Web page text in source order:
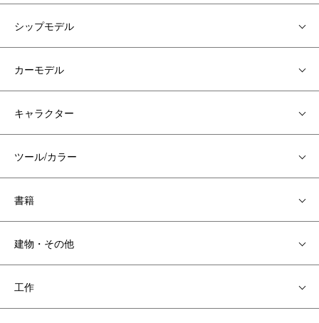
シップモデル
カーモデル
キャラクター
ツール/カラー
書籍
建物・その他
工作